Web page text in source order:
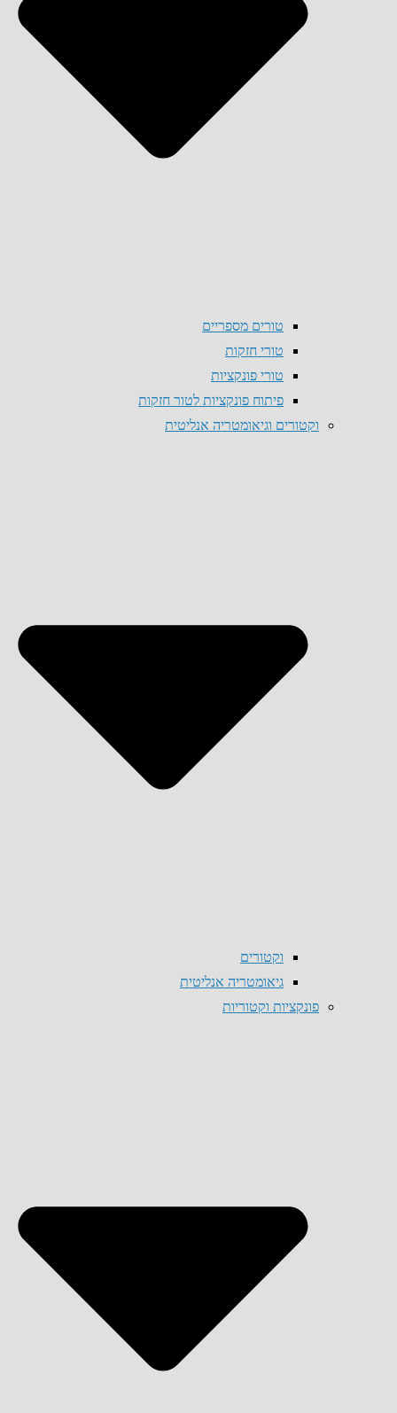
טורים מספריים
טורי חזקות
טורי פונקציות
פיתוח פונקציות לטור חזקות
וקטורים וגיאומטריה אנליטית
וקטורים
גיאומטריה אנליטית
פונקציות וקטוריות